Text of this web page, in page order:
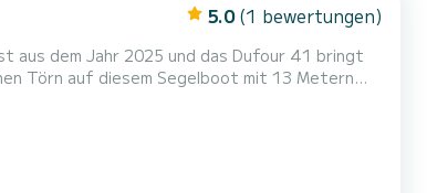
5.0 (1 bewertungen)
aus dem Jahr 2025 und das Dufour 41 bringt
genießen. Für Ihren Komfort